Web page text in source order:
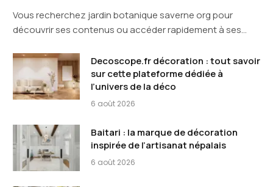
Vous recherchez jardin botanique saverne org pour
découvrir ses contenus ou accéder rapidement à ses…
Decoscope.fr décoration : tout savoir
sur cette plateforme dédiée à
l’univers de la déco
6 août 2026
Baitari : la marque de décoration
inspirée de l’artisanat népalais
6 août 2026